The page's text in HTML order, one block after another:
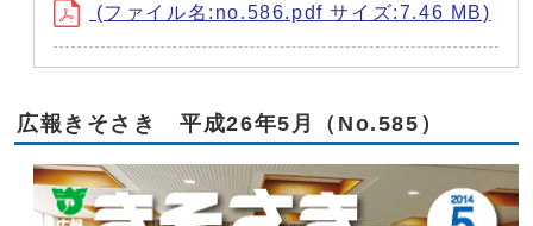
(ファイル名:no.586.pdf サイズ:7.46 MB)
広報きそさき 平成26年5月（No.585）